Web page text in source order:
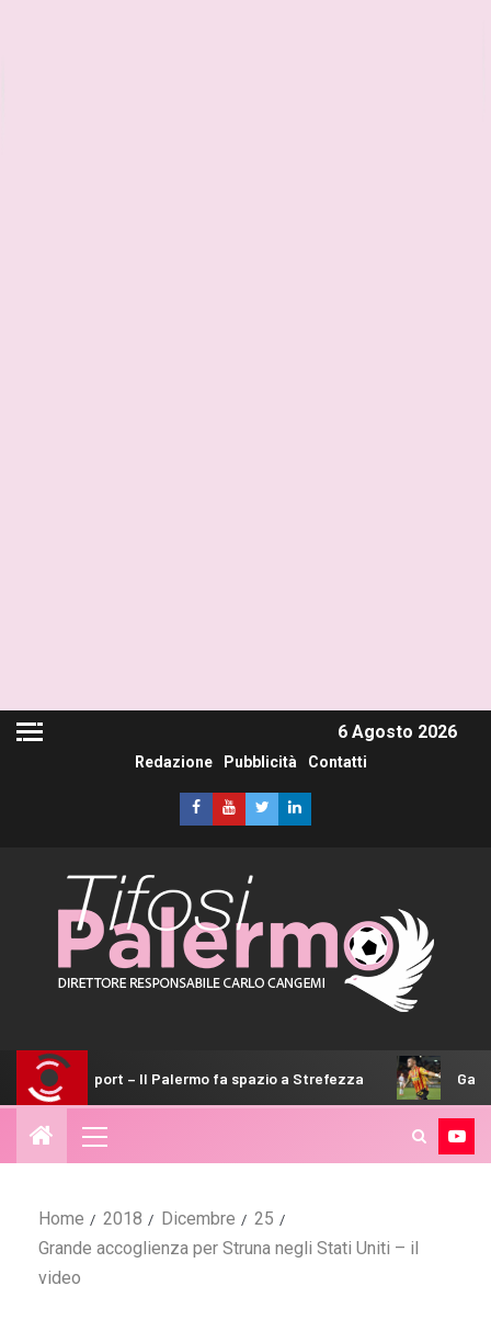
6 Agosto 2026
Redazione Pubblicità Contatti
– Il Palermo fa spazio a Strefezza Gabriel Strefezza –
Home 2018 Dicembre
25
Grande accoglienza per Struna negli Stati Uniti – il
video